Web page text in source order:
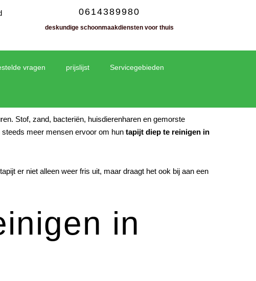
0614389980
deskundige schoonmaakdiensten voor thuis
vragen prijslijst Servicegebieden
Stof, zand, bacteriën, huisdierenharen en gemorste
meer mensen ervoor om hun tapijt diep te reinigen in
er niet alleen weer fris uit, maar draagt het ook bij aan een
in